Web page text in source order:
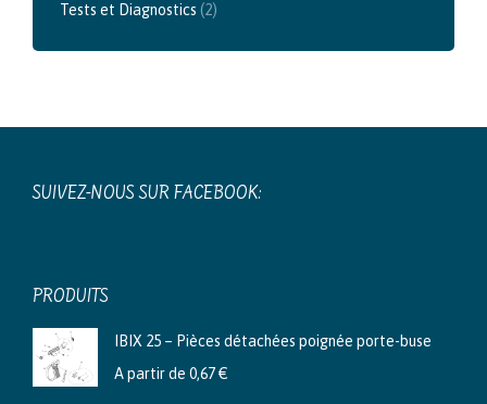
Tests et Diagnostics (2)
SUIVEZ-NOUS SUR FACEBOOK:
PRODUITS
IBIX 25 – Pièces détachées poignée porte-buse
A partir de 0,67€